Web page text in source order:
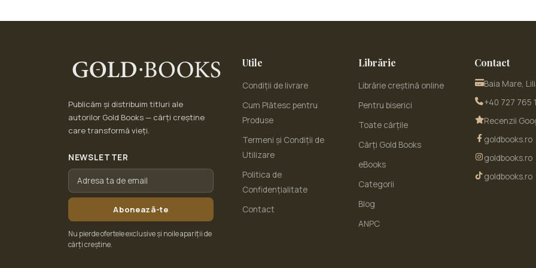
Publicăm și distribuim titluri ale
autorilor Gold Books — cărți creștine
care transformă vieți.
NEWSLETTER
Abonează-te
Nu pierde ofertele exclusive și noile apariții de
cărți creștine.
Utile
Condiții de livrare
Cum Plătesc pentru
Produse
Termeni și Condiții de
Utilizare
Politica de
Confidențialitate
Contact
Librărie
Librărie creștină online
Pentru biserici
Toate cărțile
Cărți Gold Books
eBooks
Categorii
Blog
ANPC
Contact
Baia Mare,
+40 727 765
Recenzii
goldbooks.ro
goldbooks.ro
goldbooks.ro